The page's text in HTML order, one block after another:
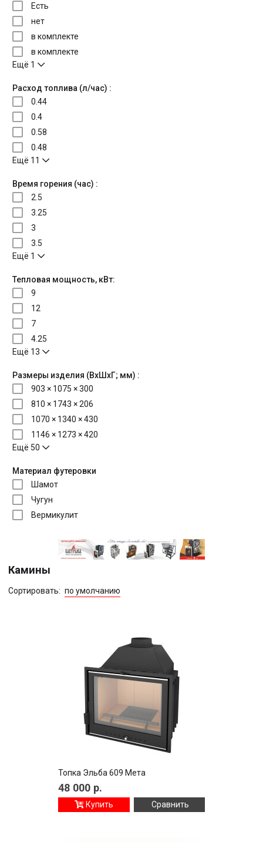
Есть
нет
в комплекте
в комплекте
Ещё 1
Расход топлива (л/час) :
0.44
0.4
0.58
0.48
Ещё 11
Время горения (час) :
2.5
3.25
3
3.5
Ещё 1
Тепловая мощность, кВт:
9
12
7
4.25
Ещё 13
Размеры изделия (ВхШхГ; мм) :
903 × 1075 × 300
810 × 1743 × 206
1070 × 1340 × 430
1146 × 1273 × 420
Ещё 50
Материал футеровки
Шамот
Чугун
Вермикулит
Камины
Сортировать: по умолчанию
Топка Эльба 609 Мета
48 000 р.
Купить Сравнить